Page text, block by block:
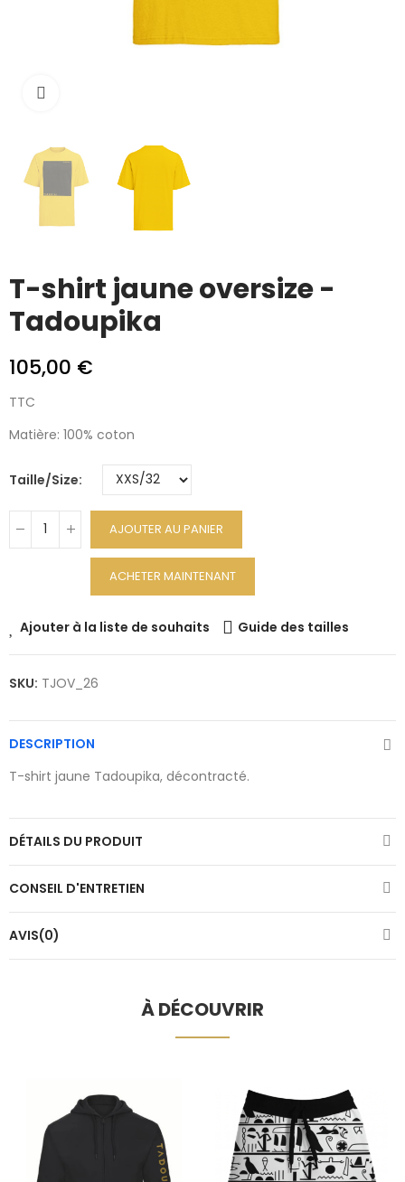
T-shirt jaune oversize -
Tadoupika
105,00 €
TTC
Matière: 100% coton
Taille/Size
AJOUTER AU PANIER
ACHETER MAINTENANT
Ajouter à la liste de souhaits Guide des tailles
SKU: TJOV_26
DESCRIPTION
T-shirt jaune Tadoupika, décontracté.
DÉTAILS DU PRODUIT
CONSEIL D'ENTRETIEN
AVIS(0)
À DÉCOUVRIR